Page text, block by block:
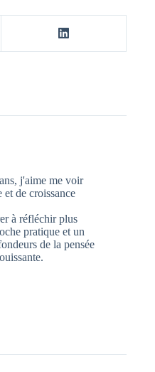
j'aime me voir
et de croissance
à réfléchir plus
pratique et un
de la pensée